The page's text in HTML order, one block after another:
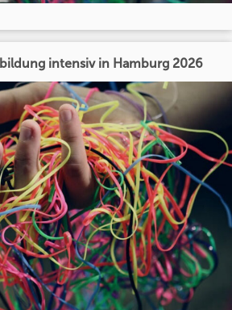
intensiv in Hamburg 2026